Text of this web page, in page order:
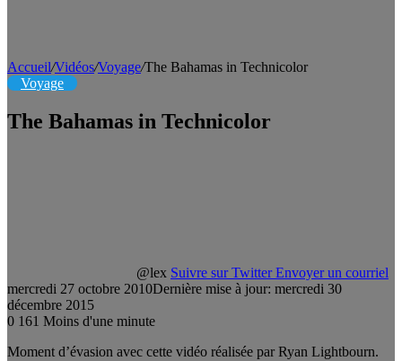
Accueil/Vidéos/Voyage/The Bahamas in Technicolor
Voyage
The Bahamas in Technicolor
@lex Suivre sur Twitter Envoyer un courriel
mercredi 27 octobre 2010Dernière mise à jour: mercredi 30
décembre 2015
0 161 Moins d'une minute
Moment d’évasion avec cette vidéo réalisée par Ryan Lightbourn.